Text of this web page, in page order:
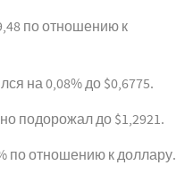
по отношению к
на 0,08% до $0,6775.
подорожал до $1,2921.
по отношению к доллару.